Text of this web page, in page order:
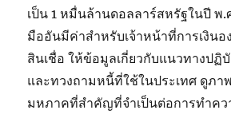
เป็น 1 หมื่นล้านดอลลาร์สหรัฐในปี พ.
มืออันมีค่าสำหรับเจ้าหน้าที่การเงินอ
สินเชื่อ ให้ข้อมูลเกี่ยวกับแนวทางปฏิ
และทวงถามหนี้ที่ใช้ในประเทศ ดูภา
มหภาคที่สำคัญที่จำเป็นต่อการทำคว